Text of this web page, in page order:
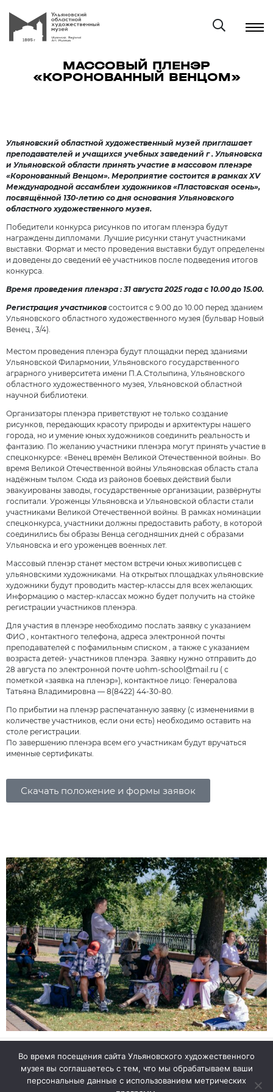
МАССОВЫЙ ПЛЕНЭР
«КОРОНОВАННЫЙ ВЕНЦОМ»
Ульяновский областной художественный музей приглашает
преподавателей и учащихся учебных заведений г . Ульяновска
и Ульяновской области принять участие в массовом пленэре
«Коронованный Венцом». Мероприятие состоится в рамках XV
Международной ассамблеи художников «Пластовская осень»,
посвящённой 130-летию со дня основания Ульяновского
областного художественного музея.
Победители конкурса рисунков по итогам пленэра будут
награждены дипломами. Лучшие рисунки станут участниками
выставки. Формат и место проведения выставки будут определены
и доведены до сведений её участников после подведения итогов
конкурса.
Время проведения пленэра : 31 августа 2025 года с 10.00 до 15.00.
Регистрация участников состоится с 9.00 до 10.00 перед зданием
Ульяновского областного художественного музея (бульвар Новый
Венец , 3/4).
Местом проведения пленэра будут площадки перед зданиями
Ульяновской Филармонии, Ульяновского государственного
аграрного университета имени П.А.Столыпина, Ульяновского
областного художественного музея, Ульяновской областной
научной библиотеки.
Организаторы пленэра приветствуют не только создание
рисунков, передающих красоту природы и архитектуры нашего
города, но и умение юных художников соединить реальность и
фантазию. По желанию участники пленэра могут принять участие в
спецконкурсе: «Венец времён Великой Отечественной войны». Во
время Великой Отечественной войны Ульяновская область стала
надёжным тылом. Сюда из районов боевых действий были
эвакуированы заводы, государственные организации, развёрнуты
госпитали. Уроженцы Ульяновска и Ульяновской области стали
участниками Великой Отечественной войны. В рамках номинации
спецконкурса, участники должны предоставить работу, в которой
соединились бы образы Венца сегодняшних дней с образами
Ульяновска и его уроженцев военных лет.
Массовый пленэр станет местом встречи юных живописцев с
ульяновскими художниками. На открытых площадках ульяновские
художники будут проводить мастер-классы для всех желающих.
Информацию о мастер-классах можно будет получить на стойке
регистрации участников пленэра.
Для участия в пленэре необходимо послать заявку с указанием
ФИО , контактного телефона, адреса электронной почты
преподавателей с пофамильным списком , а также с указанием
возраста детей- участников пленэра. Заявку нужно отправить до
28 августа по электронной почте uohm-school@mail.ru ( с
пометкой «заявка на пленэр»), контактное лицо: Генералова
Татьяна Владимировна — 8(8422) 44-30-80.
По прибытии на пленэр распечатанную заявку (с изменениями в
количестве участников, если они есть) необходимо оставить на
столе регистрации.
По завершению пленэра всем его участникам будут вручаться
именные сертификаты.
Скачать положение и формы заявок
© 2026 Ульяновский областной художественный музей
Во время посещения сайта Ульяновского художественного
музея вы соглашаетесь с тем, что мы обрабатываем ваши
персональные данные с использованием метрических